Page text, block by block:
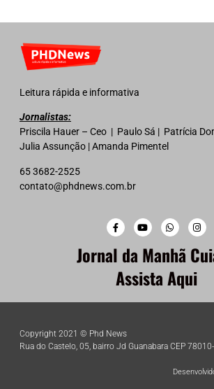
Leitura rápida e informativa
Jornalistas:
Priscila Hauer – Ceo | Paulo Sá | Patrícia
Julia Assunção | Amanda Pimentel
65 3682-2525
contato@phdnews.com.br
Jornal da Manhã
Assista Aqui
Copyright 2021 © Phd News
Rua do Castelo, 05, bairro Jd Guanabara CEP